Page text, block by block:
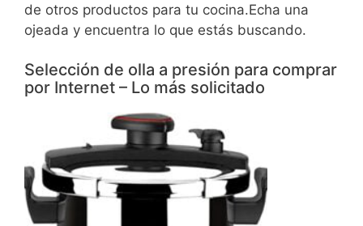
de otros productos para tu cocina.Echa una
ojeada y encuentra lo que estás buscando.
Selección de olla a presión para comprar
por Internet – Lo más solicitado